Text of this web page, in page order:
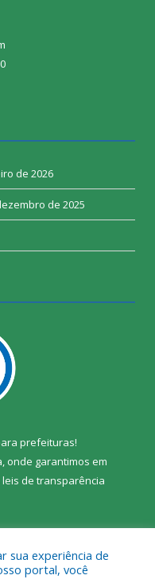
de 2026
de 2025
prefeituras!
onde garantimos em
leis de transparência
sua experiência de
portal, você